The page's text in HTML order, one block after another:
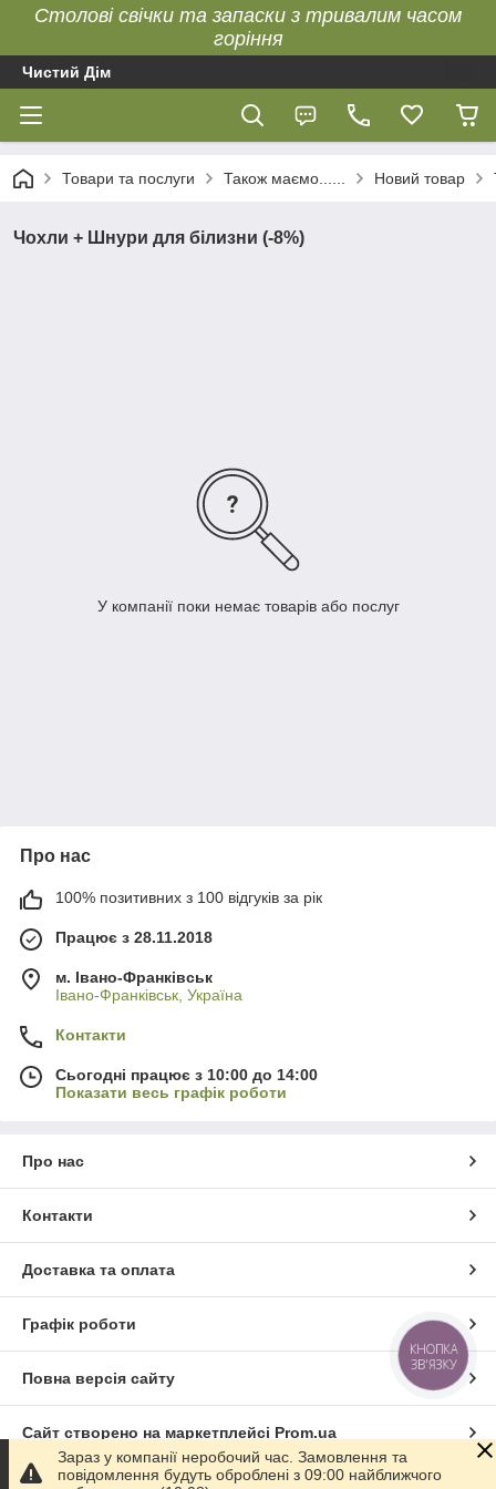
Столові свічки та запаски з тривалим часом
горіння
Чистий Дім
Товари та послуги Також маємо...... Новий товар
Чохли + Шнури для білизни (-8%)
У компанії поки немає товарів або послуг
Про нас
100% позитивних з 100 відгуків за рік
Працює з 28.11.2018
м. Івано-Франківськ
Івано-Франківськ, Україна
Контакти
Сьогодні працює з 10:00 до 14:00
Показати весь графік роботи
Про нас
Контакти
Доставка та оплата
Графік роботи
Повна версія сайту
Сайт створено на маркетплейсі Prom.ua
Зараз у компанії неробочий час. Замовлення та
повідомлення будуть оброблені з 09:00 найближчого
КНОПКА
ЗВ'ЯЗКУ